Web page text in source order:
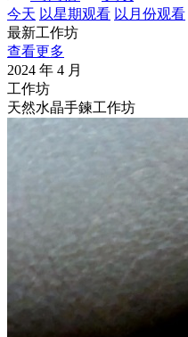
今天 以星期观看 以月份观看
最新工作坊
查看更多
2024 年 4 月
工作坊
天然水晶手鍊工作坊